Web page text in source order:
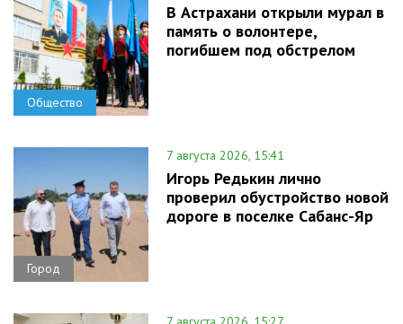
Общество
В Астрахани открыли мурал в
память о волонтере,
погибшем под обстрелом
Город
7 августа 2026, 15:41
Игорь Редькин лично
проверил обустройство новой
дороге в поселке Сабанс-Яр